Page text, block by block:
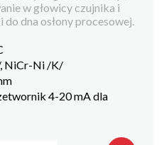
w głowicy czujnika i
dna osłony procesowej.
, NiCr-Ni /K/
4-20 mA dla